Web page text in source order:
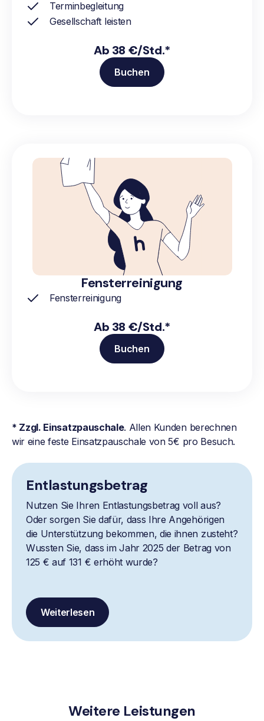
Terminbegleitung
Gesellschaft leisten
Ab 38 €/Std.*
Buchen
Fensterreinigung
Fensterreinigung
Ab 38 €/Std.*
Buchen
* Zzgl. Einsatzpauschale. Allen Kunden berechnen
wir eine feste Einsatzpauschale von 5€ pro Besuch.
Entlastungsbetrag
Nutzen Sie Ihren Entlastungsbetrag voll aus?
Oder sorgen Sie dafür, dass Ihre Angehörigen
die Unterstützung bekommen, die ihnen zusteht?
Wussten Sie, dass im Jahr 2025 der Betrag von
125 € auf 131 € erhöht wurde?
Weiterlesen
Weitere Leistungen